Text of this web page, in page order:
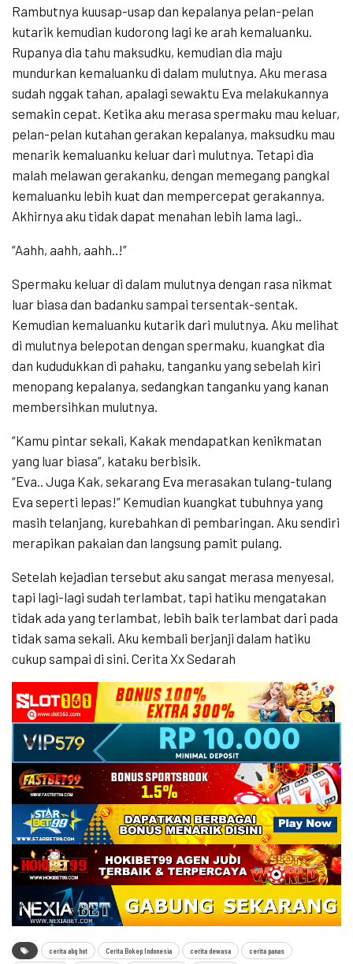
Rambutnya kuusap-usap dan kepalanya pelan-pelan
kutarik kemudian kudorong lagi ke arah kemaluanku.
Rupanya dia tahu maksudku, kemudian dia maju
mundurkan kemaluanku di dalam mulutnya. Aku merasa
sudah nggak tahan, apalagi sewaktu Eva melakukannya
semakin cepat. Ketika aku merasa spermaku mau keluar,
pelan-pelan kutahan gerakan kepalanya, maksudku mau
menarik kemaluanku keluar dari mulutnya. Tetapi dia
malah melawan gerakanku, dengan memegang pangkal
kemaluanku lebih kuat dan mempercepat gerakannya.
Akhirnya aku tidak dapat menahan lebih lama lagi..
“Aahh, aahh, aahh..!”
Spermaku keluar di dalam mulutnya dengan rasa nikmat
luar biasa dan badanku sampai tersentak-sentak.
Kemudian kemaluanku kutarik dari mulutnya. Aku melihat
di mulutnya belepotan dengan spermaku, kuangkat dia
dan kududukkan di pahaku, tanganku yang sebelah kiri
menopang kepalanya, sedangkan tanganku yang kanan
membersihkan mulutnya.
“Kamu pintar sekali, Kakak mendapatkan kenikmatan
yang luar biasa”, kataku berbisik.
“Eva.. Juga Kak, sekarang Eva merasakan tulang-tulang
Eva seperti lepas!” Kemudian kuangkat tubuhnya yang
masih telanjang, kurebahkan di pembaringan. Aku sendiri
merapikan pakaian dan langsung pamit pulang.
Setelah kejadian tersebut aku sangat merasa menyesal,
tapi lagi-lagi sudah terlambat, tapi hatiku mengatakan
tidak ada yang terlambat, lebih baik terlambat dari pada
tidak sama sekali. Aku kembali berjanji dalam hatiku
cukup sampai di sini. Cerita Xx Sedarah
cerita abg hot Cerita Bokep Indonesia cerita dewasa cerita panas